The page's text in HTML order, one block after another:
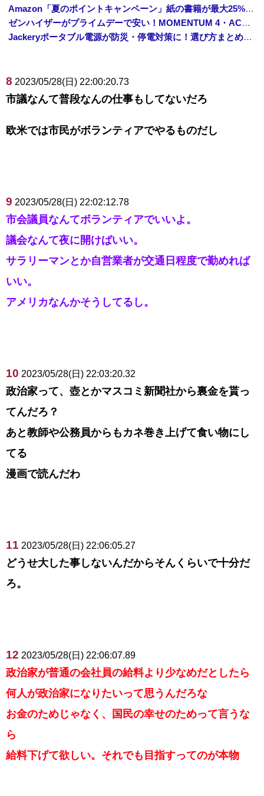
Amazon「夏のポイントキャンペーン」紙の書籍が最大25%ポイント還元 対象と条件を整理（2026年7月）
ゼンハイザーがプライムデーで安い！MOMENTUM 4・ACCENTUMなど対象モデルまとめ！
Jackeryポータブル電源が防災・停電対策に！選び方まとめ【プライムデー最終日】
8 2023/05/28(日) 22:00:20.73
市議なんて普段なんの仕事もしてないだろ
欧米では市民がボランティアでやるものだし
9 2023/05/28(日) 22:02:12.78
市会議員なんてボランティアでいいよ。
議会なんて夜に開けばいい。
サラリーマンとか自営業者が交通日程度で勤めれば
いい。
アメリカなんかそうしてるし。
10 2023/05/28(日) 22:03:20.32
政治家って、壺とかマスコミ新聞社から裏金を貰っ
てんだろ？
あと教師や公務員からもカネ巻き上げて食い物にし
てる
漫画で読んだわ
11 2023/05/28(日) 22:06:05.27
どうせ大した事しないんだからそんくらいで十分だ
ろ。
12 2023/05/28(日) 22:06:07.89
政治家が普通の会社員の給料より少なめだとしたら
何人が政治家になりたいって思うんだろな
お金のためじゃなく、国民の幸せのためって言うな
ら
給料下げて欲しい。それでも目指すってのが本物